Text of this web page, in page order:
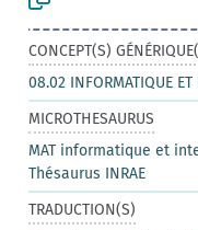
CONCEPT(S)
08.02 INFORMATIQUE ET
MICROTHESAURUS
MAT informatique et
Thésaurus INRAE
TRADUCTION(S)